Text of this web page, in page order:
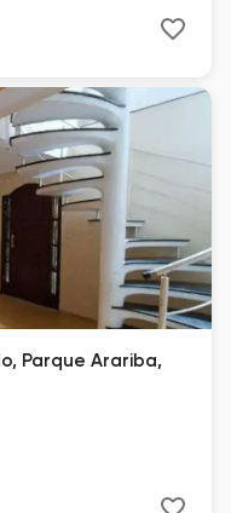
Parque Arariba,